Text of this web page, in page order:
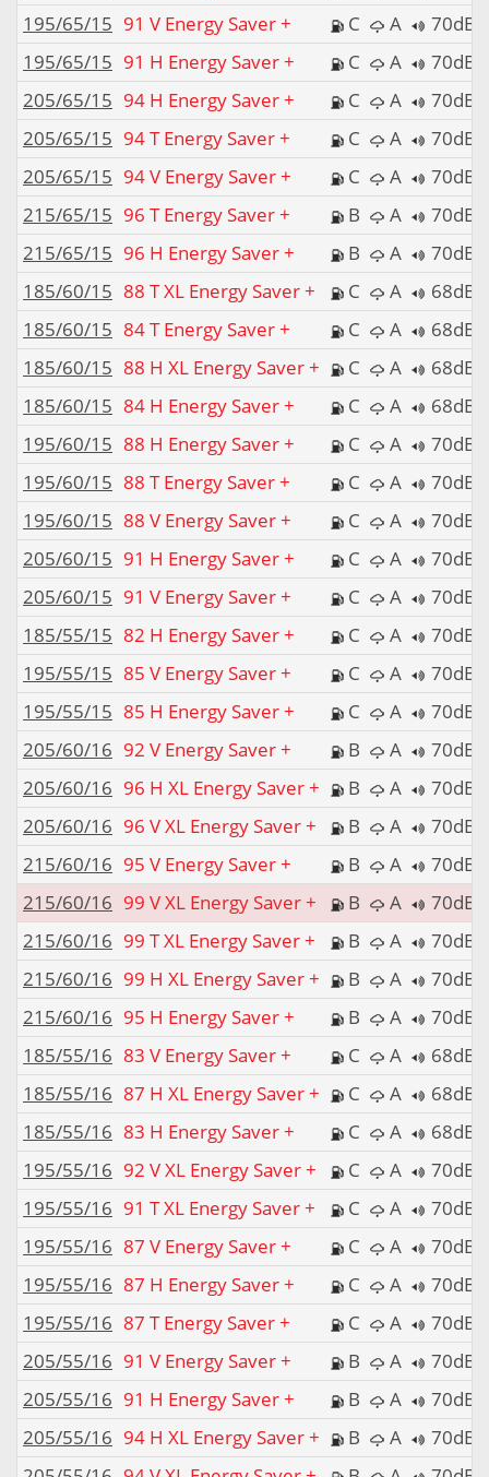
195/65/15 91 V Energy Saver + C A
70dB
195/65/15 91 H Energy Saver + C A
70dB
205/65/15 94 H Energy Saver + C A
70dB
205/65/15 94 T Energy Saver + C A
70dB
205/65/15 94 V Energy Saver + C A
70dB
215/65/15 96 T Energy Saver + B A
70dB
215/65/15 96 H Energy Saver + B A
70dB
185/60/15 88 T XL Energy Saver + C A
68dB
185/60/15 84 T Energy Saver + C A
68dB
185/60/15 88 H XL Energy Saver + C A
68dB
185/60/15 84 H Energy Saver + C A
68dB
195/60/15 88 H Energy Saver + C A
70dB
195/60/15 88 T Energy Saver + C A
70dB
195/60/15 88 V Energy Saver + C A
70dB
205/60/15 91 H Energy Saver + C A
70dB
205/60/15 91 V Energy Saver + C A
70dB
185/55/15 82 H Energy Saver + C A
70dB
195/55/15 85 V Energy Saver + C A
70dB
195/55/15 85 H Energy Saver + C A
70dB
205/60/16 92 V Energy Saver + B A
70dB
205/60/16 96 H XL Energy Saver + B A
70dB
205/60/16 96 V XL Energy Saver + B A
70dB
215/60/16 95 V Energy Saver + B A
70dB
215/60/16 99 V XL Energy Saver + B A
70dB
215/60/16 99 T XL Energy Saver + B A
70dB
215/60/16 99 H XL Energy Saver + B A
70dB
215/60/16 95 H Energy Saver + B A
70dB
185/55/16 83 V Energy Saver + C A
68dB
185/55/16 87 H XL Energy Saver + C A
68dB
185/55/16 83 H Energy Saver + C A
68dB
195/55/16 92 V XL Energy Saver + C A
70dB
195/55/16 91 T XL Energy Saver + C A
70dB
195/55/16 87 V Energy Saver + C A
70dB
195/55/16 87 H Energy Saver + C A
70dB
195/55/16 87 T Energy Saver + C A
70dB
205/55/16 91 V Energy Saver + B A
70dB
205/55/16 91 H Energy Saver + B A
70dB
205/55/16 94 H XL Energy Saver + B A
70dB